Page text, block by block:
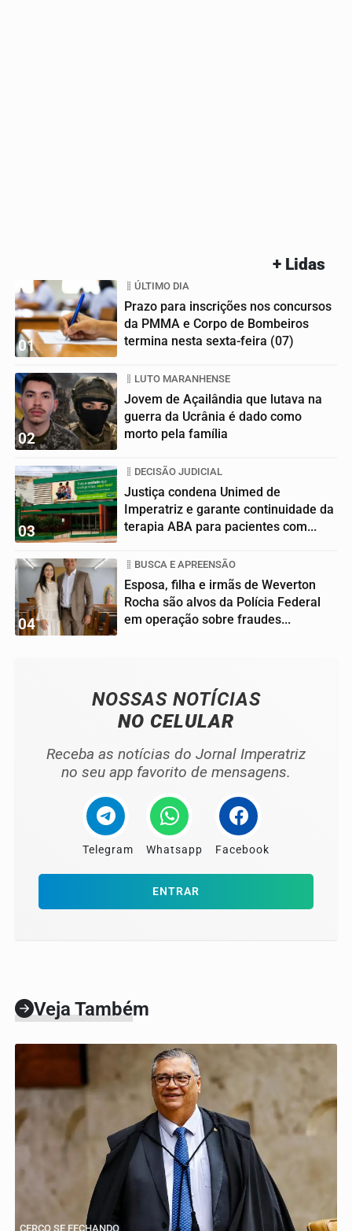
+ Lidas
01
ÚLTIMO DIA
Prazo para inscrições nos concursos
da PMMA e Corpo de Bombeiros
termina nesta sexta-feira (07)
02
LUTO MARANHENSE
Jovem de Açailândia que lutava na
guerra da Ucrânia é dado como
morto pela família
03
DECISÃO JUDICIAL
Justiça condena Unimed de
Imperatriz e garante continuidade da
terapia ABA para pacientes com...
04
BUSCA E APREENSÃO
Esposa, filha e irmãs de Weverton
Rocha são alvos da Polícia Federal
em operação sobre fraudes...
NOSSAS NOTÍCIAS
NO CELULAR
Receba as notícias do Jornal Imperatriz
no seu app favorito de mensagens.
Telegram Whatsapp Facebook
ENTRAR
Veja Também
CERCO SE FECHANDO